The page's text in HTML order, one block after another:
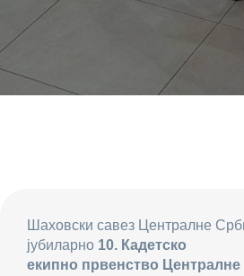
Шаховски савез Централне
јубиларно 10. Кадетско
екипно првенство Централне